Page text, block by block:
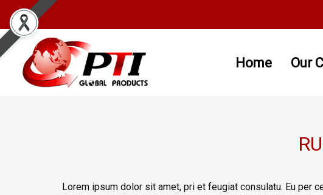
Home Our
Lorem ipsum dolor sit amet, pri et feugiat consulatu. Eu per